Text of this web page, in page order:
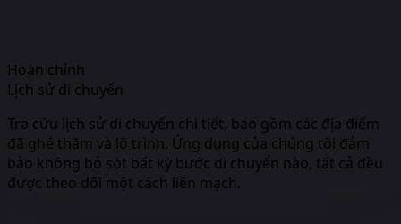
Hoàn chỉnh
Lịch sử di chuyển
Tra cứu lịch sử di chuyển chi tiết, bao gồm các địa điểm
đã ghé thăm và lộ trình. Ứng dụng của chúng tôi đảm
bảo không bỏ sót bất kỳ bước di chuyển nào, tất cả đều
được theo dõi một cách liền mạch.